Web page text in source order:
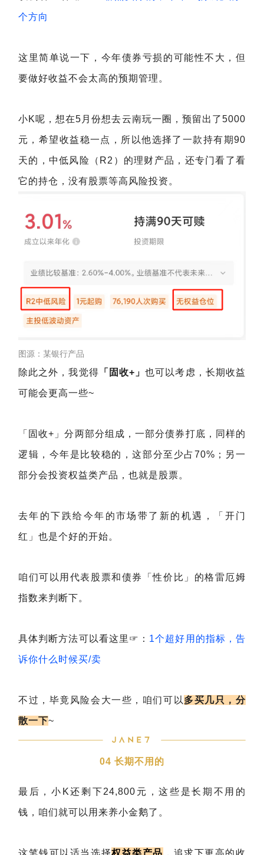
个方向
这里简单说一下，今年债券亏损的可能性不大，但
要做好收益不会太高的预期管理。
小K呢，想在5月份想去云南玩一圈，预留出了5000
元，希望收益稳一点，所以他选择了一款持有期90
天的，中低风险（R2）的理财产品，还专门看了看
它的持仓，没有股票等高风险投资。
图源：某银行产品
除此之外，我觉得 「固收+」也可以考虑，长期收益
可能会更高一些~
「固收+」分两部分组成，一部分债券打底，同样的
逻辑，今年是比较稳的，这部分至少占70%；另一
部分会投资权益类产品，也就是股票。
去年的下跌给今年的市场带了新的机遇，「开门
红」也是个好的开始。
咱们可以用代表股票和债券「性价比」的格雷厄姆
指数来判断下。
具体判断方法可以看这里☞： 1个超好用的指标，告
诉你什么时候买/卖
不过，毕竟风险会大一些，咱们可以 多买几只，分
散一下~
04 长期不用的
最后，小K还剩下24,800元，这些是长期不用的
钱，咱们就可以用来养小金鹅了。
这笔钱可以适当选择权益类产品 ，追求下更高的收